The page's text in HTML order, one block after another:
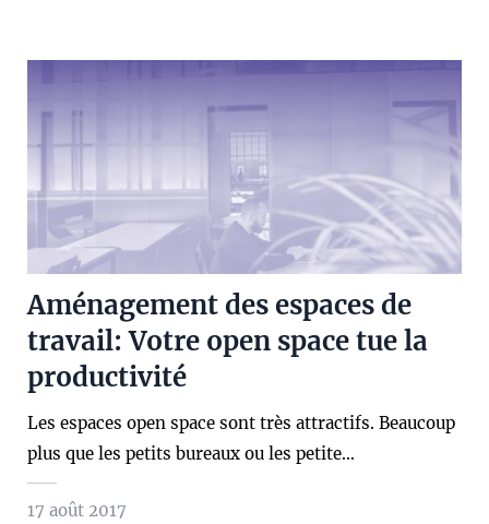
Aménagement des espaces de
travail: Votre open space tue la
productivité
Les espaces open space sont très attractifs. Beaucoup
plus que les petits bureaux ou les petite…
17 août 2017